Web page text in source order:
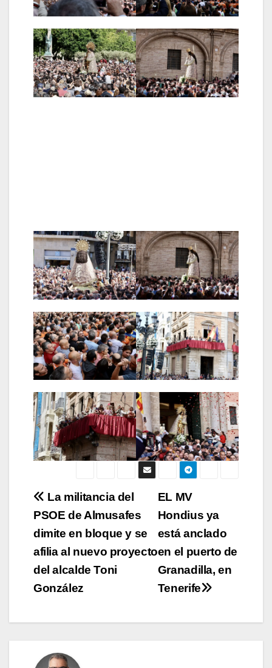
Navegación
de
entradas
EL MV
Hondius ya
está anclado
en el puerto de
Granadilla, en
Tenerife
La militancia del
PSOE de Almusafes
dimite en bloque y se
afilia al nuevo proyecto
del alcalde Toni
González